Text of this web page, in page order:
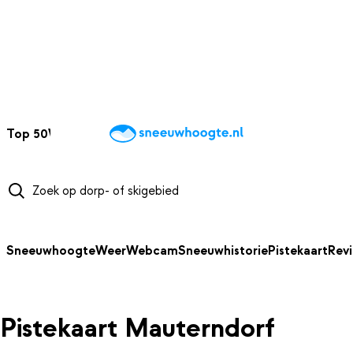
Top 50Webcams WintersportweerKaarten
SneeuwhoogteWeerWebcamSneeuwhistoriePistekaart
Pistekaart Mauterndorf